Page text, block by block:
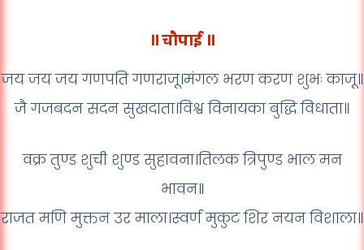
॥ चौपाई ॥
जय जय जय गणपति गणराजू।मंगल भरण करण शुभः काजू॥
जै गजबदन सदन सुखदाता।विश्व विनायका बुद्धि विधाता॥
वक्र तुण्ड शुची शुण्ड सुहावना।तिलक त्रिपुण्ड भाल मन
भावन॥
राजत मणि मुक्तन उर माला।स्वर्ण मुकुट शिर नयन विशाला॥